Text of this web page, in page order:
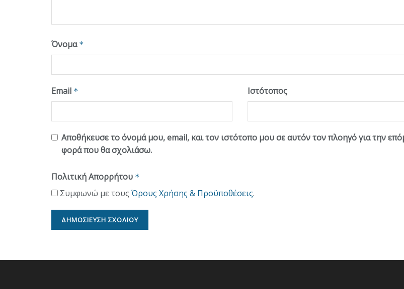
Όνομα *
Email * Ιστότοπος
Αποθήκευσε το όνομά μου, email, και τον ιστότοπο μου σε αυτόν τον πλοηγό για την
φορά που θα σχολιάσω.
Πολιτική Απορρήτου *
Συμφωνώ με τους Όρους Χρήσης & Προϋποθέσεις.